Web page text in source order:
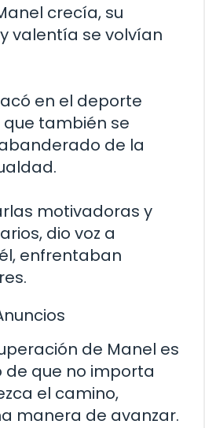
crecía, su
valentía se volvían
en el deporte
también se
de la
motivadoras y
dio voz a
enfrentaban
de Manel es
que no importa
el camino,
manera de avanzar.